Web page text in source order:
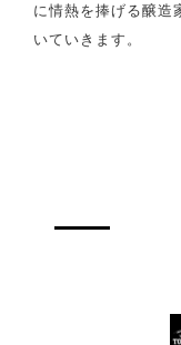
に情熱を捧げる醸造
いていきます。